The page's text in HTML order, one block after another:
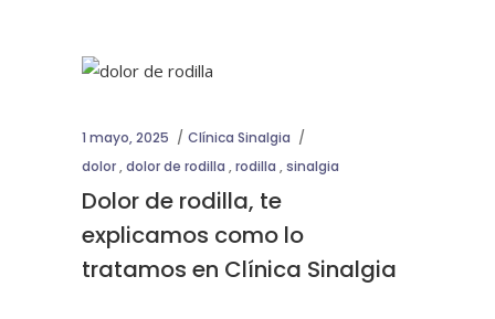
1 mayo, 2025
Clínica Sinalgia
dolor,dolor de rodilla ,rodilla ,sinalgia
Dolor de rodilla, te
explicamos como lo
tratamos en Clínica Sinalgia